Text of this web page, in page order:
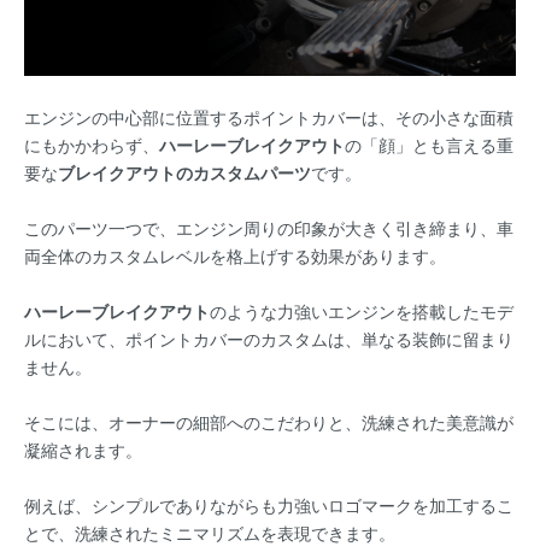
エンジンの中心部に位置するポイントカバーは、その小さな面積
にもかかわらず、 ハーレーブレイクアウトの「顔」とも言える重
要なブレイクアウトのカスタムパーツです。
このパーツ一つで、エンジン周りの印象が大きく引き締まり、車
両全体のカスタムレベルを格上げする効果があります。
ハーレーブレイクアウトのような力強いエンジンを搭載したモデ
ルにおいて、ポイントカバーのカスタムは、単なる装飾に留まり
ません。
そこには、オーナーの細部へのこだわりと、洗練された美意識が
凝縮されます。
例えば、シンプルでありながらも力強いロゴマークを加工するこ
とで、洗練されたミニマリズムを表現できます。